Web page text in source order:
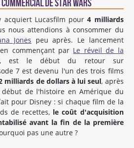
de Star Wars
acquiert Lucasfilm pour4 milliards
nous attendions à consommer du
Jones peu après. Le lancement
commençant par Le réveil de la
est le début du retour sur
7 est devenu l'un des trois films
milliards de dollars à lui seul, après
de l'histoire en Amérique du
pour Disney : si chaque film de la
de recettes, le coût d'acquisition
avant la fin de la première
pas une autre ?